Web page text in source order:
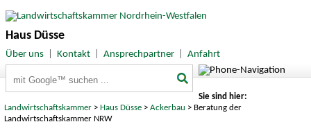
Haus Düsse
Über uns| Kontakt| Ansprechpartner| Anfahrt
Sie sind hier:
Landwirtschaftskammer > Haus Düsse >Ackerbau > Beratung der
Landwirtschaftskammer NRW